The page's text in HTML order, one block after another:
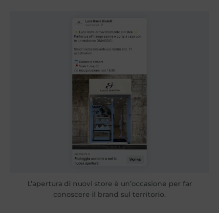
L’apertura di nuovi store è un’occasione per far
conoscere il brand sul territorio.